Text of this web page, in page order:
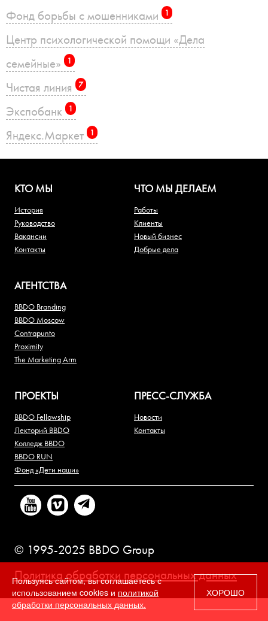
Фонд борьбы с мошенниками 1
Центр психологической помощи «Дела
семейные»
1
Чистая линия 7
Экспобанк 1
Яндекс.Маркет 1
КТО МЫ
История
Руководство
Вакансии
Контакты
ЧТО МЫ ДЕЛАЕМ
Работы
Клиенты
Новый бизнес
Добрые дела
АГЕНТСТВА
BBDO Branding
BBDO Moscow
Contrapunto
Proximity
The Marketing Arm
ПРОЕКТЫ
BBDO Fellowship
Лекторий BBDO
Колледж BBDO
BBDO RUN
Фонд «Дети наши»
ПРЕСС-СЛУЖБА
Новости
Контакты
© 1995-2025 BBDO Group
Политика обработки персональных данных
Пользуясь сайтом, вы соглашаетесь с
использованием cookies и политикой
обработки персональных данных.
ХОРОШО